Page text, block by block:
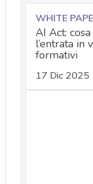
WHITE
AI Act:
l’entrata
formativi
17 Dic 2025